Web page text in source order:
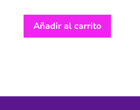
Añadir al carrito